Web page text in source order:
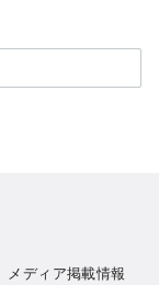
メディア掲載情報